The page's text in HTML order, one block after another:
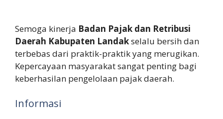
Semoga kinerja Badan Pajak dan Retribusi
Daerah Kabupaten Landakselalu bersih dan
terbebas dari praktik-praktik yang merugikan.
Kepercayaan masyarakat sangat penting bagi
keberhasilan pengelolaan pajak daerah.
Informasi